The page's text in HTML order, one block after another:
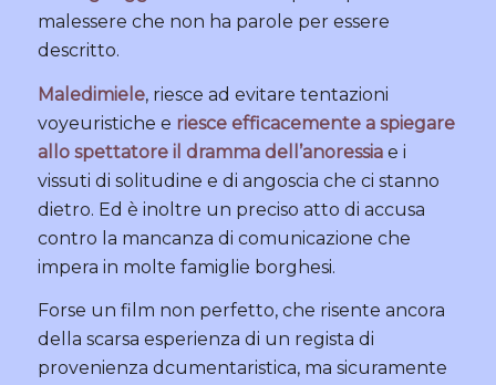
malessere che non ha parole per essere
descritto.
Maledimiele, riesce ad evitare tentazioni
voyeuristiche e riesce efficacemente a spiegare
allo spettatore il dramma dell’anoressiae i
vissuti di solitudine e di angoscia che ci stanno
dietro. Ed è inoltre un preciso atto di accusa
contro la mancanza di comunicazione che
impera in molte famiglie borghesi.
Forse un film non perfetto, che risente ancora
della scarsa esperienza di un regista di
provenienza dcumentaristica, ma sicuramente